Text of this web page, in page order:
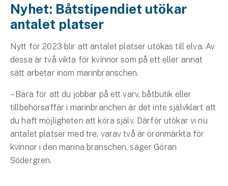
Gruppförsäkringar
Försäkring via förmedlare
Se alla försäkringar
Nyhet: Båtstipendiet utökar
antalet platser
Nytt för 2023 blir att antalet platser utökas till elva. Av
dessa är två vikta för kvinnor som på ett eller annat
sätt arbetar inom marinbranschen.
– Bara för att du jobbar på ett varv, båtbutik eller
tillbehörsaffär i marinbranchen är det inte självklart att
du haft möjligheten att köra själv. Därför utökar vi nu
antalet platser med tre, varav två är öronmärkta för
kvinnor i den marina branschen, säger Göran
Södergren.